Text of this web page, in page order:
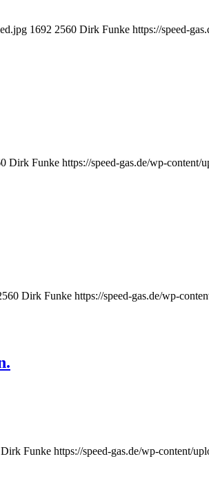
1692 2560 Dirk Funke https://speed-
Dirk Funke https://speed-gas.de/wp-content/
Dirk Funke https://speed-gas.de/wp-
Dirk Funke https://speed-gas.de/wp-content/